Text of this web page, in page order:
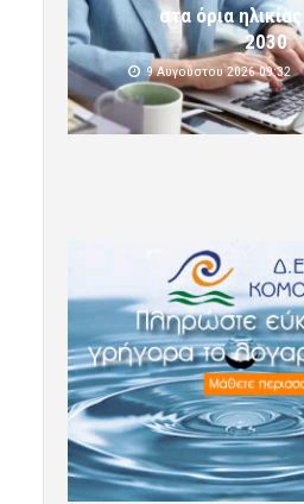
στα όρια
2030
9 Αυγούστου 2026 09:32